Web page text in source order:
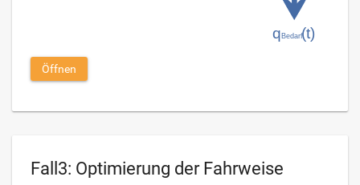
Öffnen
Fall3: Optimierung der Fahrweise